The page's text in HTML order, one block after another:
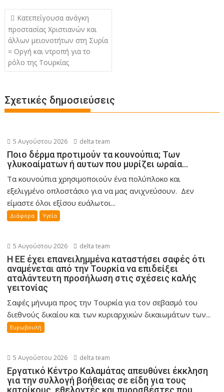
Πλοήγηση
άρθρων
Κατεπείγουσα ανάγκη
προστασίας Χριστιανών και
άλλων μειονοτήτων στη Συρία
= Οργή και ντροπή για το
ρόλο της Τουρκίας
Σχετικές δημοσιεύσεις
5 Αυγούστου 2026 delta team
Ποιο δέρμα προτιμούν τα κουνούπια; Των
γλυκοαίματων ή αυτων που μυρίζει ωραία…
Τα κουνούπια χρησιμοποιούν ένα πολύπλοκο και
εξελιγμένο οπλοστάσιο για να μας ανιχνεύσουν. Δεν
είμαστε όλοι εξίσου ευάλωτοι...
Διάφορα Υγεία
5 Αυγούστου 2026 delta team
Η ΕΕ έχει επανειλημμένα καταστήσει σαφές ότι
αναμένεται από την Τουρκία να επιδείξει
αταλάντευτη προσήλωση στις σχέσεις καλής
γειτονίας
Σαφές μήνυμα προς την Τουρκία για τον σεβασμό του
διεθνούς δικαίου και των κυριαρχικών δικαιωμάτων των...
Ευρωβουλή
5 Αυγούστου 2026 delta team
Εργατικό Κέντρο Καλαμάτας απευθύνει έκκληση
για την συλλογή βοήθειας σε είδη για τους
κατοίκους, εθελοντές και πυροσβέστες που